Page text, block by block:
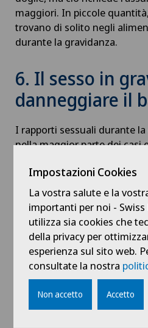
maggiori. In piccole
trovano di solito negli
durante la gravidanza.
6. Il sesso in
danneggiare il
I rapporti sessuali durante
nella maggior parte dei casi
problemi medici che vietino il
7. Tutte le
hanno strane
Ogni donna incinta ha
voglie varie e talvolta strane.
nei cambiamenti ormonali,
Impostazioni Cookies
La vostra salute e la
importanti per noi -
utilizza sia cookies che
della privacy per
esperienza sul sito web.
consultate la nostra
Non accetto Accetto